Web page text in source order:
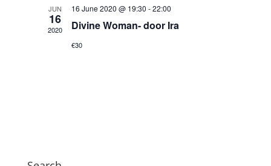
JUN
16
2020
16 June 2020 @ 19:30 -22:00
Divine Woman- door Ira
€30